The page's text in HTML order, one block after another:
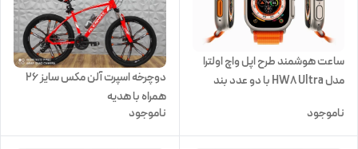
ساعت هوشمند طرح اپل واچ اولترا
مدل HW8 Ultra با دو عدد بند
ناموجود
دوچرخه اسپرت آلن مکس سایز ۲۶
همراه با هدیه
ناموجود